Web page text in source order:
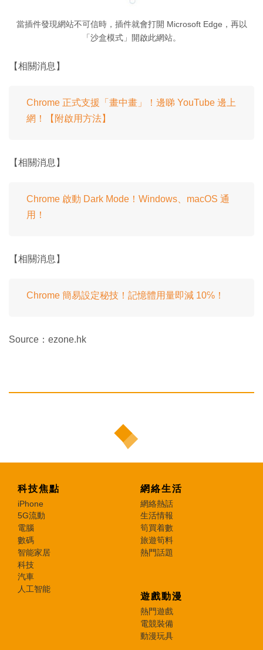
當插件發現網站不可信時，插件就會打開 Microsoft Edge，再以
「沙盒模式」開啟此網站。
【相關消息】
Chrome 正式支援「畫中畫」！邊睇 YouTube 邊上
網！【附啟用方法】
【相關消息】
Chrome 啟動 Dark Mode！Windows、macOS 通
用！
【相關消息】
Chrome 簡易設定秘技！記憶體用量即減 10℅！
Source：ezone.hk
科技焦點
iPhone
5G流動
電腦
數碼
智能家居
科技
汽車
人工智能
網絡生活
網絡熱話
生活情報
筍買着數
旅遊筍料
熱門話題
遊戲動漫
熱門遊戲
電競裝備
動漫玩具